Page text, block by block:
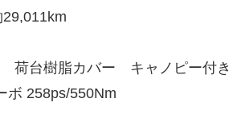
荷台樹脂カバー キャノピー付き
ボ 258ps/550Nm